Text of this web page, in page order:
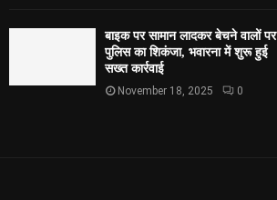
बाइक पर सामान लादकर बेचने वालों पर
पुलिस का शिकंजा, भवारना में शुरू हुई
सख्त कार्रवाई
November 18, 2025 0